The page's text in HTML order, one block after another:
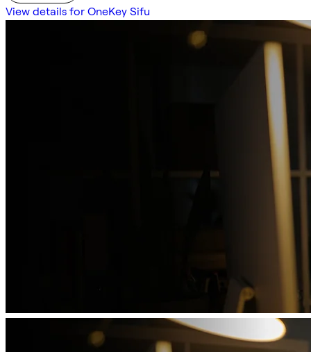
View details for OneKey Sifu